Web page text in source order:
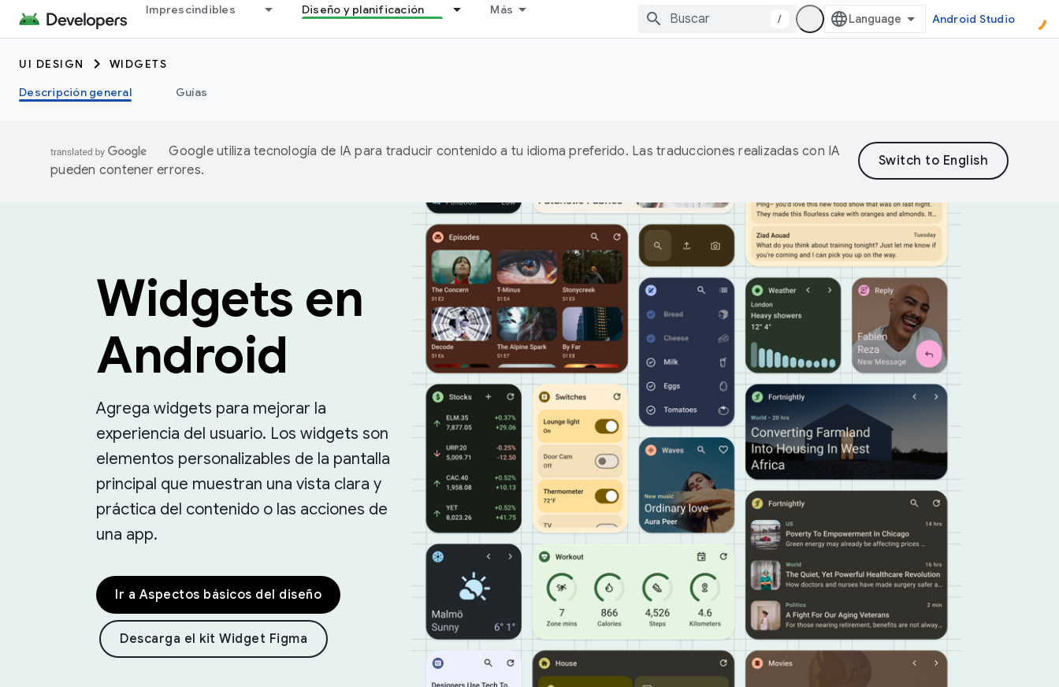
Imprescindibles Diseño y planificación Más
/ Android Studio
UI DESIGN
WIDGETS
Descripción general
Guías
Google utiliza tecnología de IA para traducir contenido a tu idioma preferido. Las traducciones realizadas con IA
pueden contener errores.
Widgets en
Android
Agrega widgets para mejorar la
experiencia del usuario. Los widgets son
elementos personalizables de la pantalla
principal que muestran una vista clara y
práctica del contenido o las acciones de
una app.
Ir a Aspectos básicos del diseño
Descarga el kit Widget Figma